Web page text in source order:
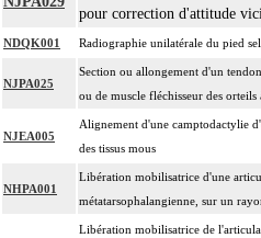
pour correction d'attitude
NDQK001 Radiographie unilatérale du pied
NJPA025
Section ou allongement d'un
ou de muscle fléchisseur des orteils
NJEA005
Alignement d'une camptodactylie
des tissus mous
NHPA001
Libération mobilisatrice d'une
métatarsophalangienne, sur un
Libération mobilisatrice de